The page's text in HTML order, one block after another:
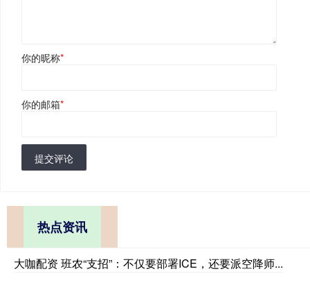
你的昵称*
你的邮箱*
提交评论
热点资讯
大咖配资 班农“支招”：不仅要部署ICE，还要派空降师...